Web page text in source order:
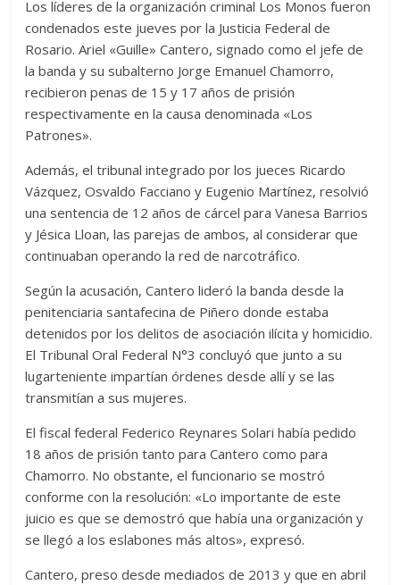
Los líderes de la organización criminal Los Monos fueron
condenados este jueves por la Justicia Federal de
Rosario. Ariel «Guille» Cantero, signado como el jefe de
la banda y su subalterno Jorge Emanuel Chamorro,
recibieron penas de 15 y 17 años de prisión
respectivamente en la causa denominada «Los
Patrones».
Además, el tribunal integrado por los jueces Ricardo
Vázquez, Osvaldo Facciano y Eugenio Martínez, resolvió
una sentencia de 12 años de cárcel para Vanesa Barrios
y Jésica Lloan, las parejas de ambos, al considerar que
continuaban operando la red de narcotráfico.
Según la acusación, Cantero lideró la banda desde la
penitenciaria santafecina de Piñero donde estaba
detenidos por los delitos de asociación ilícita y homicidio.
El Tribunal Oral Federal N°3 concluyó que junto a su
lugarteniente impartían órdenes desde allí y se las
transmitían a sus mujeres.
El fiscal federal Federico Reynares Solari había pedido
18 años de prisión tanto para Cantero como para
Chamorro. No obstante, el funcionario se mostró
conforme con la resolución: «Lo importante de este
juicio es que se demostró que había una organización y
se llegó a los eslabones más altos», expresó.
Cantero, preso desde mediados de 2013 y que en abril